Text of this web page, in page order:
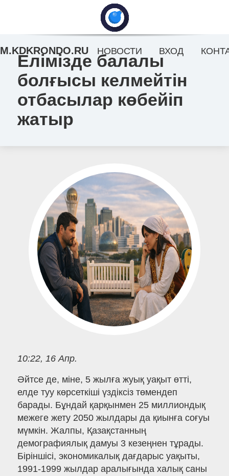
Елімізде балалы
болғысы келмейтін
отбасылар көбейіп
жатыр
10:22, 16 Апр.
Әйтсе де, міне, 5 жылға жуық уақыт өтті,
елде туу көрсеткіші үздіксіз төмендеп
барады. Бұндай қарқынмен 25 миллиондық
межеге жету 2050 жылдары да қиынға соғуы
мүмкін. Жалпы, Қазақстанның
демографиялық дамуы 3 кезеңнен тұрады.
Біріншісі, экономикалық дағдарыс уақыты,
1991-1999 жылдар аралығында халық саны
M.KDKRONDO.RU НОВОСТИ ВХОД